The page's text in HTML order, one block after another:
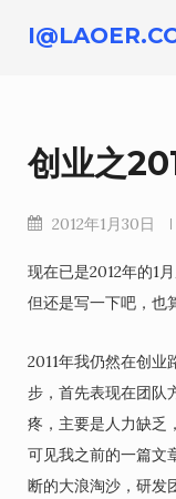
创业之
2012年1月30日
现在已是2012年的1
但还是写一下吧，也
2011年我仍然在创业
步，首先表现在团队
疼，主要是人力缺乏
可见我之前的一篇文
断的大浪淘沙，研发